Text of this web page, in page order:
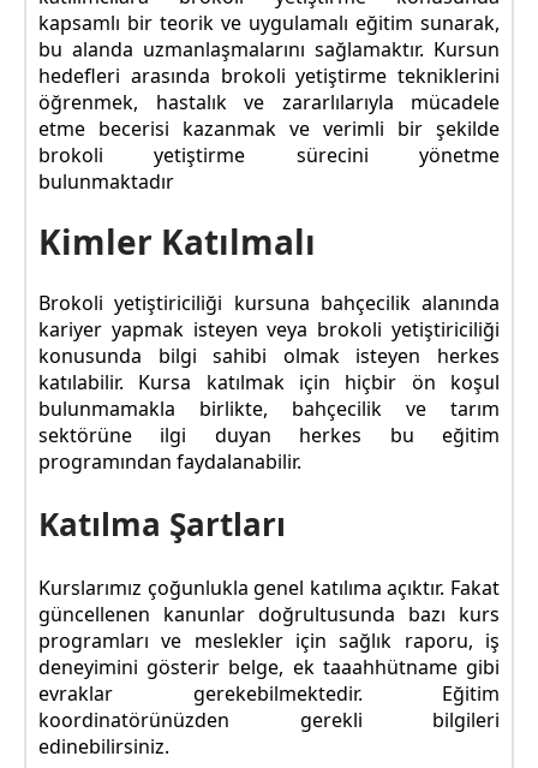
kapsamlı bir teorik ve uygulamalı eğitim sunarak,
bu alanda uzmanlaşmalarını sağlamaktır. Kursun
hedefleri arasında brokoli yetiştirme tekniklerini
öğrenmek, hastalık ve zararlılarıyla mücadele
etme becerisi kazanmak ve verimli bir şekilde
brokoli yetiştirme sürecini yönetme
bulunmaktadır
Kimler Katılmalı
Brokoli yetiştiriciliği kursuna bahçecilik alanında
kariyer yapmak isteyen veya brokoli yetiştiriciliği
konusunda bilgi sahibi olmak isteyen herkes
katılabilir. Kursa katılmak için hiçbir ön koşul
bulunmamakla birlikte, bahçecilik ve tarım
sektörüne ilgi duyan herkes bu eğitim
programından faydalanabilir.
Katılma Şartları
Kurslarımız çoğunlukla genel katılıma açıktır. Fakat
güncellenen kanunlar doğrultusunda bazı kurs
programları ve meslekler için sağlık raporu, iş
deneyimini gösterir belge, ek taaahhütname gibi
evraklar gerekebilmektedir. Eğitim
koordinatörünüzden gerekli bilgileri
edinebilirsiniz.